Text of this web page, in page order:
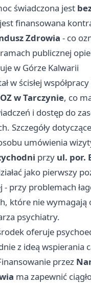
świadczona jest
finansowana
Zdrowia - co
publicznej
w Górze Kalwarii
w ścisłej współpracy
w Tarczynie, co
i dostęp do
Szczegóły
umówienia
przy ul. por.
jako pierwszy
- przy problemach
które nie wymagają
psychiatry.
oferuje
z ideą wspierania
przez
ma zapewnić